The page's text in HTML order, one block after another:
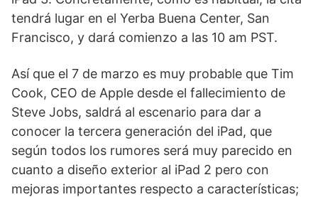
tendrá lugar en el Yerba Buena Center, San
Francisco, y dará comienzo a las 10 am PST.
Así que el 7 de marzo es muy probable que Tim
Cook, CEO de Apple desde el fallecimiento de
Steve Jobs, saldrá al escenario para dar a
conocer la tercera generación del iPad, que
según todos los rumores será muy parecido en
cuanto a diseño exterior al iPad 2 pero con
mejoras importantes respecto a características;